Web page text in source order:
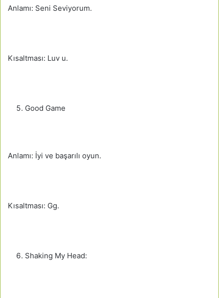
Anlamı: Seni Seviyorum.
Kısaltması: Luv u.
Good Game
Anlamı: İyi ve başarılı oyun.
Kısaltması: Gg.
Shaking My Head: